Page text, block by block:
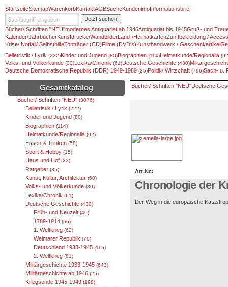
StartseiteSitemapWarenkorbKontaktAGBSucheKundeninfoInformationsbrief
Jetzt suchen
Bücher/ Schriften "NEU"modernes Antiquariat ab 1946Antiquariat bis 1945Gruß- und
Kalender/JahrbücherKunstdrucke/Wandbilder Land-/HeimatkartenZunftbekleidung /
Krise/ Notfall/ SelbsthilfeTonträger (CD) Filme (DVD's) Kunsthandwerk / Geschenkartikel
Belletristik / Lyrik (222)Kinder und Jugend (80)Biographien (114)Heimatkunde/Regionalia
Volks- und Völkerkunde (30) Lexika/Chronik (61)Deutsche Geschichte (430)
Deutsche Demokratische Republik (DDR) 1949-1989 (25)Politik/ Wirtschaft (796)Sach- u.
Gesamtkatalog
Bücher/ Schriften "NEU" (3076)
Belletristik / Lyrik (222)
Kinder und Jugend (80)
Biographien (114)
Heimatkunde/Regionalia (92)
Essen & Trinken (58)
Sport & Hobby (15)
Haus und Hof (22)
Ratgeber (35)
Kunst, Kultur, Architektur (60)
Volks- und Völkerkunde (30)
Lexika/Chronik (61)
Deutsche Geschichte (430)
Früh- und Neuzeit (40)
1789-1914 (56)
1. Weltkrieg (62)
Weimarer Republik (76)
Deutschland 1933-1945 (115)
2. Weltkrieg (81)
Militärgeschichte 1933-1945 (643)
Militärgeschichte ab 1946 (25)
Kriegsende 1945-1949 (198)
Bücher/ Schriften "NEU"Deutsche
Art.Nr.:
Chronologie der
Der Weg in die europäische